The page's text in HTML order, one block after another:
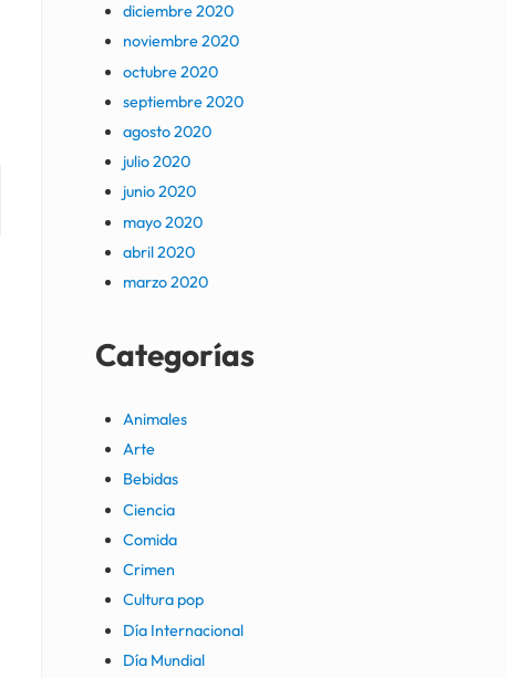
diciembre 2020
noviembre 2020
octubre 2020
septiembre 2020
agosto 2020
julio 2020
junio 2020
mayo 2020
abril 2020
marzo 2020
Categorías
Animales
Arte
Bebidas
Ciencia
Comida
Crimen
Cultura pop
Día Internacional
Día Mundial